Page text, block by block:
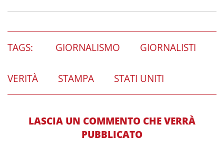
TAGS: GIORNALISMO GIORNALISTI
VERITÀ STAMPA STATI UNITI
LASCIA UN COMMENTO CHE VERRÀ
PUBBLICATO